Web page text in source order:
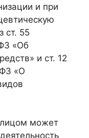
и при
ст. 55
«Об
и ст. 12
«О
может